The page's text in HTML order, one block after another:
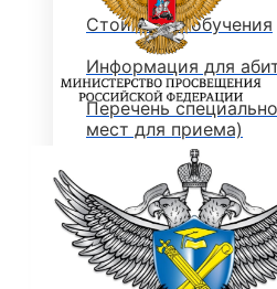
Стоимость обучения
Информация для
Перечень
мест для приема)
Сроки зачисления
Сроки подачи
Перечень